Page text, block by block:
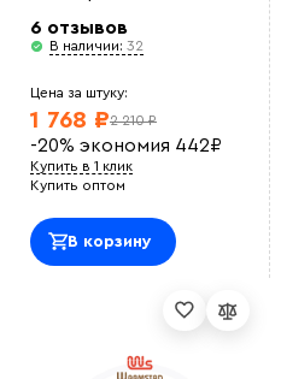
6 отзывов
В наличии: 32
Цена за штуку:
2 210 ₽
1 768 ₽
-20% экономия 442₽
Купить в 1 клик
Купить оптом
В корзину